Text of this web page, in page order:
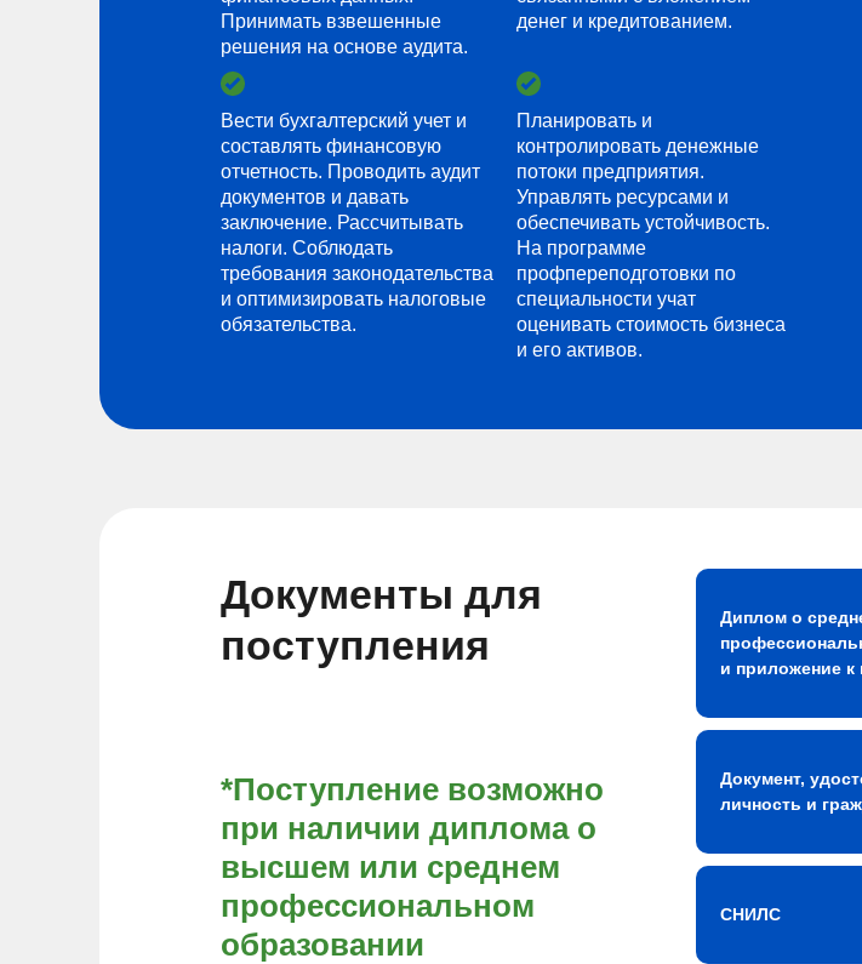
Принимать взвешенные
решения на основе аудита.
денег и кредитованием.
Вести бухгалтерский учет и
составлять финансовую
отчетность. Проводить аудит
документов и давать
заключение. Рассчитывать
налоги. Соблюдать
требования законодательства
и оптимизировать налоговые
обязательства.
Планировать и
контролировать денежные
потоки предприятия.
Управлять ресурсами и
обеспечивать устойчивость.
На программе
профпереподготовки по
специальности учат
оценивать стоимость бизнеса
и его активов.
Документы для
поступления
*Поступление возможно
при наличии диплома о
высшем или среднем
профессиональном
образовании
Диплом о
и приложение к
Документ,
личность и
СНИЛС